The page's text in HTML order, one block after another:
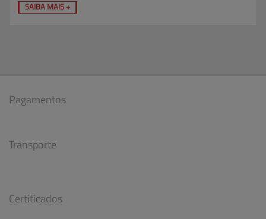
SAIBA MAIS +
Pagamentos
Transporte
Certificados